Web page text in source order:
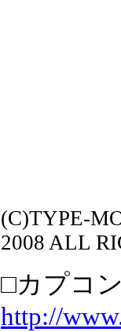
(C)TYPE-
2008 ALL
□カプコ
http://